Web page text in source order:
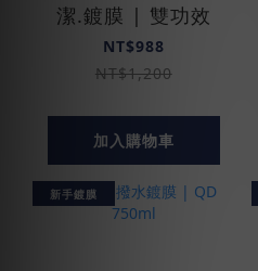
潔.鍍膜 | 雙功效
NT$988
NT$1,200
加入購物車
新手鍍膜